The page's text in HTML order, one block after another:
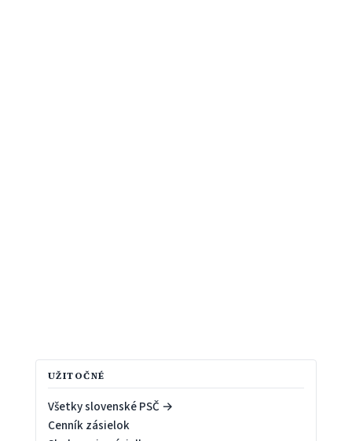
UŽITOČNÉ
Všetky slovenské PSČ →
Cenník zásielok